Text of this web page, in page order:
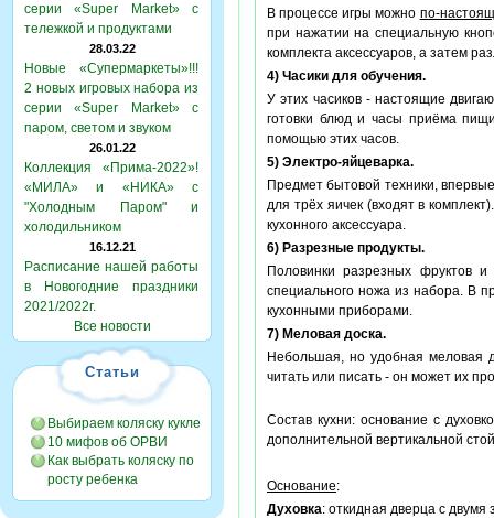
серии «Super Market» с
тележкой и продуктами
28.03.22
Новые «Супермаркеты»!!!
2 новых игровых набора из
серии «Super Market» с
паром, светом и звуком
26.01.22
Коллекция «Прима-2022»!
«МИЛА» и «НИКА» с
"Холодным Паром" и
холодильником
16.12.21
Расписание нашей работы
в Новогодние праздники
2021/2022г.
Все новости
Статьи
Выбираем коляску кукле
10 мифов об ОРВИ
Как выбрать коляску по
росту ребенка
В процессе игры можно по-
при нажатии на специальную
комплекта аксессуаров, а затем
4) Часики для обучения.
У этих часиков - настоящие
готовки блюд и часы приёма
помощью этих часов.
5) Электро-яйцеварка.
Предмет бытовой техники,
для трёх яичек (входят в
кухонного аксессуара.
6) Разрезные продукты.
Половинки разрезных фруктов
специального ножа из набора. В
кухонными приборами.
7) Меловая доска.
Небольшая, но удобная меловая
читать или писать - он может их
Состав кухни: основание с
дополнительной вертикальной
Основание:
Духовка: откидная дверца с